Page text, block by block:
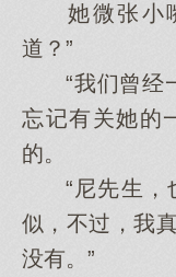
她微张小嘴
道？”
“我们曾经一
忘记有关她的
的。
“尼先生，
似，不过，我
没有。”